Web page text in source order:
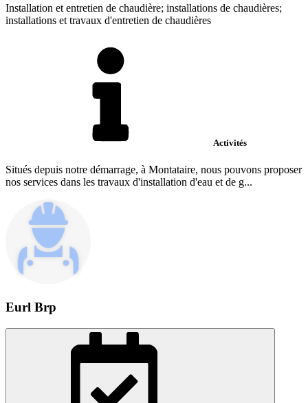
Installation et entretien de chaudière; installations de chaudières;
installations et travaux d'entretien de chaudières
Activités
Situés depuis notre démarrage, à Montataire, nous pouvons proposer
nos services dans les travaux d'installation d'eau et de g...
Eurl Brp